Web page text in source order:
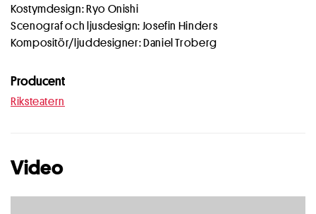
Kostymdesign: Ryo Onishi
Scenograf och ljusdesign: Josefin Hinders
Kompositör/ljuddesigner: Daniel Troberg
Producent
Riksteatern
Video